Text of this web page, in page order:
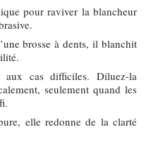
pour raviver la blancheur
brosse à dents, il blanchit
cas difficiles. Diluez-la
seulement quand les
elle redonne de la clarté